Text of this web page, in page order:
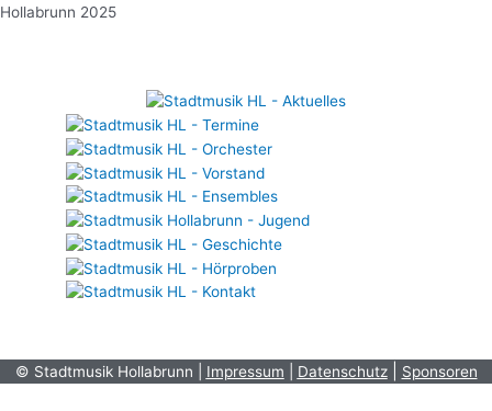
© Stadtmusik Hollabrunn | Impressum Datenschutz| Sponsoren